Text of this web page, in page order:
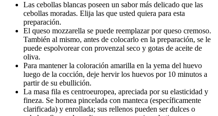
Las cebollas blancas poseen un sabor más delicado que las
cebollas moradas. Elija las que usted quiera para esta
preparación.
El queso mozzarella se puede reemplazar por queso cremoso.
También al mismo, antes de colocarlo en la preparación, se le
puede espolvorear con provenzal seco y gotas de aceite de
oliva.
Para mantener la coloración amarilla en la yema del huevo
luego de la cocción, deje hervir los huevos por 10 minutos a
partir de su ebullición.
La masa fila es centroeuropea, apreciada por su elasticidad y
fineza. Se hornea pincelada con manteca (específicamente
clarificada) y enrollada; sus rellenos pueden ser dulces o